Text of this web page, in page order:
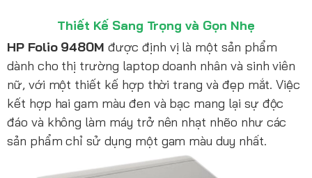
Thiết Kế Sang Trọng và Gọn Nhẹ
HP Folio 9480M được định vị là một sản phẩm
dành cho thị trường laptop doanh nhân và sinh viên
nữ, với một thiết kế hợp thời trang và đẹp mắt. Việc
kết hợp hai gam màu đen và bạc mang lại sự độc
đáo và không làm máy trở nên nhạt nhẽo như các
sản phẩm chỉ sử dụng một gam màu duy nhất.